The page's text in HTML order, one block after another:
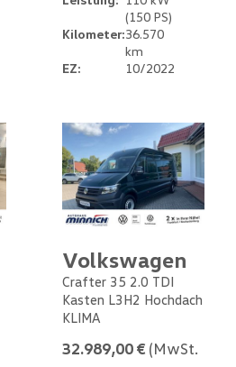
(150 PS)
Kilometer:36.570
km
EZ:
10/2022
Volkswagen
Crafter 35 2.0 TDI
Kasten L3H2 Hochdach
KLIMA
32.989,00 € (MwSt.